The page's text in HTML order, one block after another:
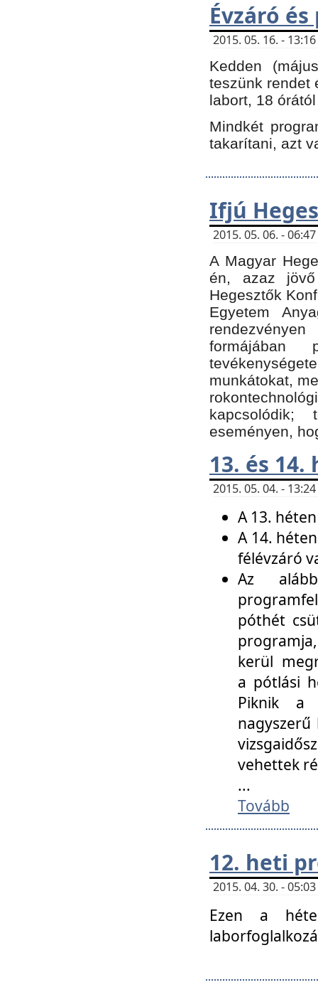
Évzáró
2015. 05. 16. -
Kedden
teszünk rendet
labort, 18
Mindkét
takarítani, azt
Ifjú
2015. 05. 06. -
A Magyar
én, azaz
Hegesztők
Egyetem
formájában
munkátokat,
eseményen,
13. és
2015. 05. 04. -
A 13.
A 14.
félévzáró
Az
póthét
kerül
a pótlási
Piknik a
vehettek
...
Tovább
12. heti
2015. 04. 30. -
Ezen a